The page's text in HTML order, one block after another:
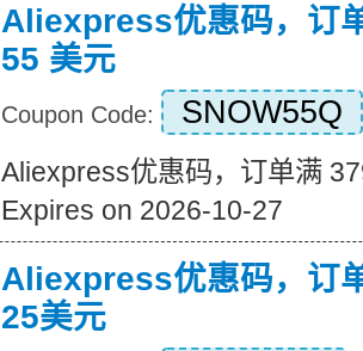
Aliexpress优惠码，订
55 美元
Coupon Code: SNOW55Q
Aliexpress优惠码，订单满
Expires on 2026-10-27
Aliexpress优惠码，订
25美元